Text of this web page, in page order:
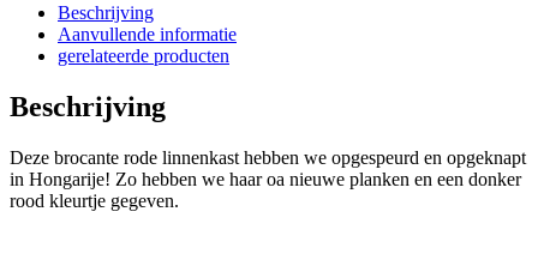
Beschrijving
Aanvullende informatie
gerelateerde producten
Beschrijving
Deze brocante rode linnenkast hebben we opgespeurd en opgeknapt
in Hongarije! Zo hebben we haar oa nieuwe planken en een donker
rood kleurtje gegeven.